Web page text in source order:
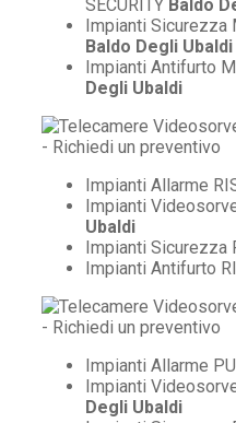
SECURITY Baldo
Impianti Sicurezza
Baldo Degli Ubaldi
Impianti Antifurto
Degli Ubaldi
Impianti Allarme
Impianti
Ubaldi
Impianti Sicurezza
Impianti Antifurto
Impianti Allarme
Impianti
Degli Ubaldi